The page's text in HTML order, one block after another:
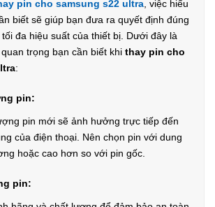
pin cho samsung s22 ultra , việc hiểu
biết sẽ giúp bạn đưa ra quyết định đúng
đa hiệu suất của thiết bị. Dưới đây là
trọng bạn cần biết khi thay pin cho
:
pin:
pin mới sẽ ảnh hưởng trực tiếp đến
của điện thoại. Nên chọn pin với dung
hoặc cao hơn so với pin gốc.
pin: